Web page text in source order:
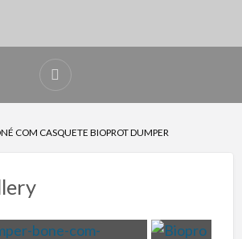
COM CASQUETE BIOPROT DUMPER